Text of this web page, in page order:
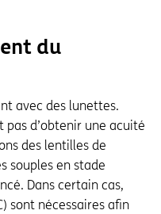
du
avec des lunettes.
d’obtenir une acuité
des lentilles de
souples en stade
Dans certain cas,
sont nécessaires afin